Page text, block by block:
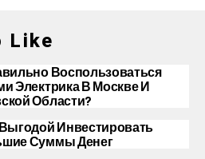
Like
Воспользоваться
Электрика В Москве И
Области?
Инвестировать
Суммы Денег